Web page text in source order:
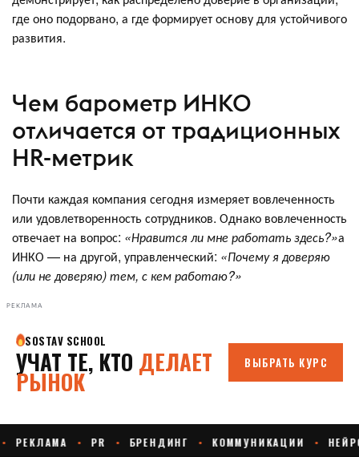
где оно подорвано, а где формирует основу для устойчивого
развития.
Чем барометр ИНКО
отличается от традиционных
HR-метрик
Почти каждая компания сегодня измеряет вовлеченность
или удовлетворенность сотрудников. Однако вовлеченность
отвечает на вопрос: «Нравится ли мне работать здесь?»а
ИНКО — на другой, управленческий: «Почему я доверяю
(или не доверяю) тем, с кем работаю?»
РЕКЛАМА